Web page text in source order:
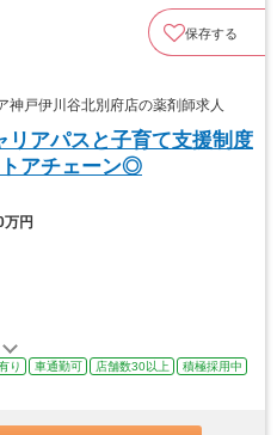
保存する
戸伊川谷北別府店の薬剤師求人
リアパスと子育て支援制度
アチェーン◎
万円
り 車通勤可 店舗数30以上
積極採用中